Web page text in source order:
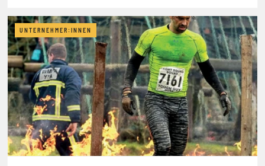
UNTERNEHMER:INNEN